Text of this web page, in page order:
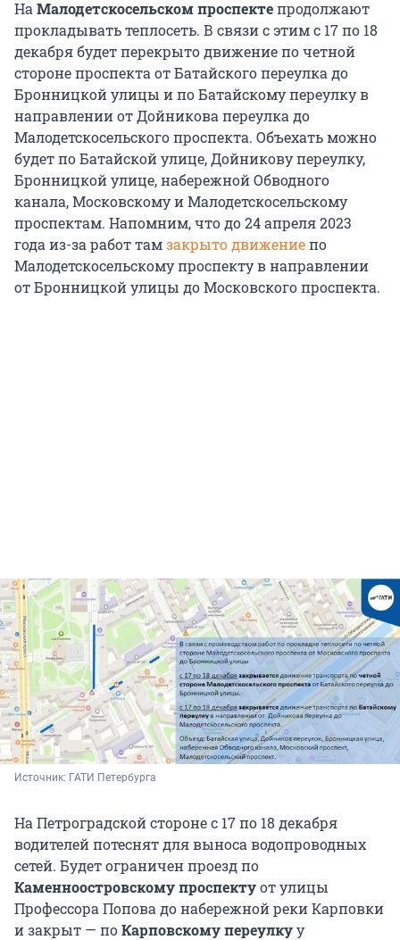
На Малодетскосельском проспектепродолжают
прокладывать теплосеть. В связи с этим с 17 по 18
декабря будет перекрыто движение по четной
стороне проспекта от Батайского переулка до
Бронницкой улицы и по Батайскому переулку в
направлении от Дойникова переулка до
Малодетскосельского проспекта. Объехать можно
будет по Батайской улице, Дойникову переулку,
Бронницкой улице, набережной Обводного
канала, Московскому и Малодетскосельскому
проспектам. Напомним, что до 24 апреля 2023
года из-за работ тамзакрыто движениепо
Малодетскосельскому проспекту в направлении
от Бронницкой улицы до Московского проспекта.
Источник: ГАТИ Петербурга
На Петроградской стороне с 17 по 18 декабря
водителей потеснят для выноса водопроводных
сетей. Будет ограничен проезд по
Каменноостровскому проспектуот улицы
Профессора Попова до набережной реки Карповки
и закрыт — поКарповскому переулкуу